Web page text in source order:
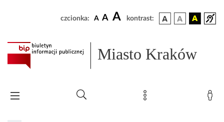
czcionka: A A A kontrast:
Miasto Kraków